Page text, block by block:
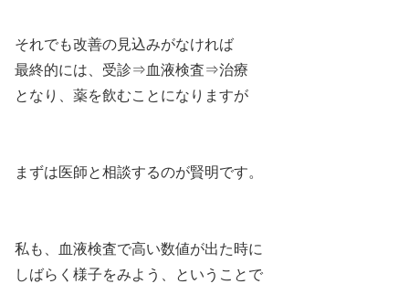
それでも改善の見込みがなければ
最終的には、受診⇒血液検査⇒治療
となり、薬を飲むことになりますが
まずは医師と相談するのが賢明です。
私も、血液検査で高い数値が出た時に
しばらく様子をみよう、ということで